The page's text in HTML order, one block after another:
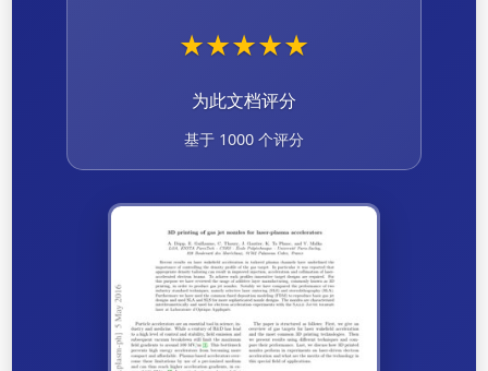
★★★★★
为此文档评分
基于 1000 个评分